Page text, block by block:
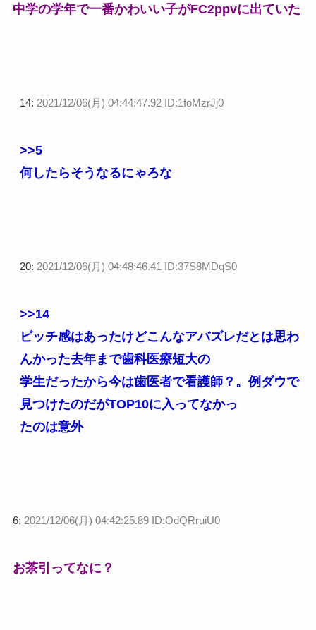
中学の学年で一番かわいい子がFC2ppvに出ていた
14: 2021/12/06(月) 04:44:47.92 ID:1foMzrJj0
>>5
何したらそうなるにゃろな
20: 2021/12/06(月) 04:48:46.41 ID:37S8MDqS0
>>14
ビッチ感はあったけどこんなアバズレだとは思わ
んかった去年まで歯科医療短大の
学生だったから今は歯医者で看護師？。例ダウで
見つけたのだがTOP10に入ってなかっ
たのは意外
6: 2021/12/06(月) 04:42:25.89 ID:OdQRruiU0
お茶引ってなに？